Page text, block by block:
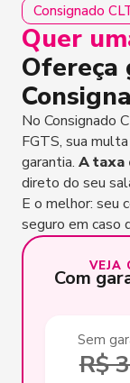
Consignado
Quer
Ofereça
No Consignado
FGTS, sua
garantia. A taxa
direto do seu
E o melhor: seu
seguro em caso
VEJA
Com
Sem
R$